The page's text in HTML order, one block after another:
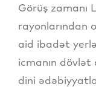
Görüş zamanı
rayonlarından
aid ibadət
icmanın dövlət
dini